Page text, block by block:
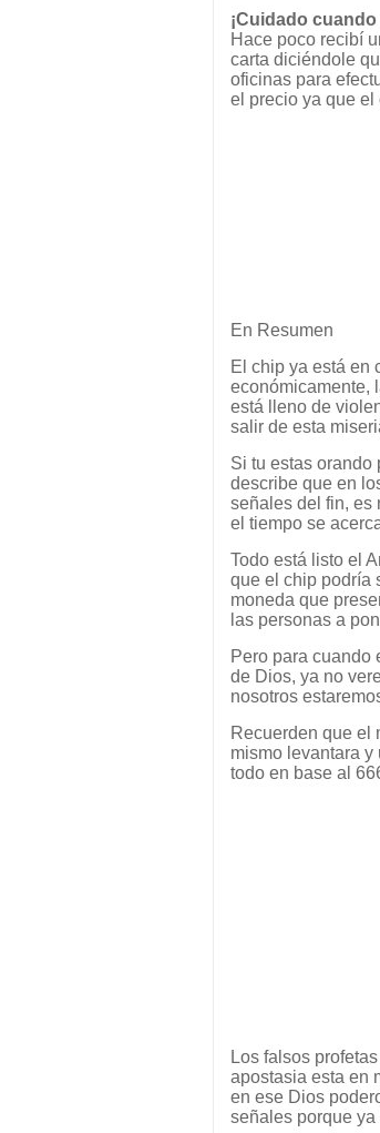
¡Cuidado
Hace poco recibí
carta diciéndole
oficinas para
el precio ya que el
En Resumen
El chip ya está en
económicamente,
está lleno de
salir de esta
Si tu estas orando
describe que en
señales del fin, es
el tiempo se
Todo está listo el
que el chip podría
moneda que
las personas a
Pero para cuando
de Dios, ya no
nosotros
Recuerden que el
mismo levantara
todo en base al
Los falsos
apostasia esta en
en ese Dios
señales porque